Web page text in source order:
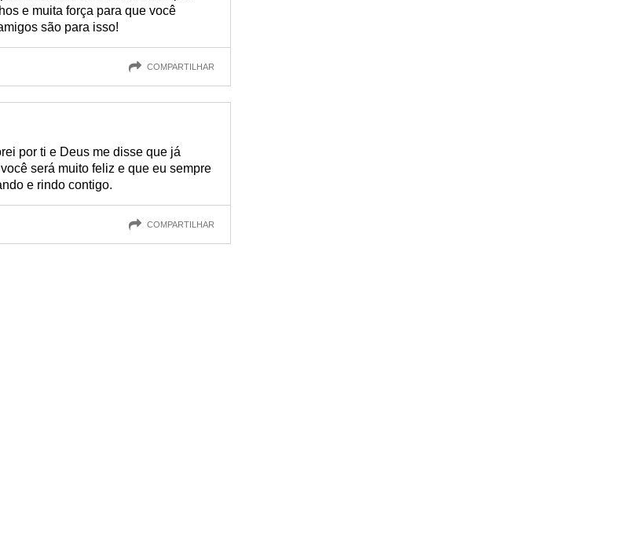
e muita força para que você
são para isso!
COMPARTILHAR
por ti e Deus me disse que já
será muito feliz e que eu sempre
e rindo contigo.
COMPARTILHAR